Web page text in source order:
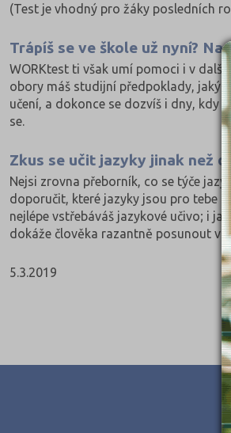
(Test je vhodný pro žáky posledních
Trápíš se ve škole už nyní?
WORKtest ti však umí pomoci i v
obory máš studijní předpoklady, jaký
učení, a dokonce se dozvíš i dny, kdy
se.
Zkus se učit jazyky jinak než
Nejsi zrovna přeborník, co se týče
doporučit, které jazyky jsou pro tebe
nejlépe vstřebáváš jazykové učivo; i
dokáže člověka razantně posunout
5.3.2019